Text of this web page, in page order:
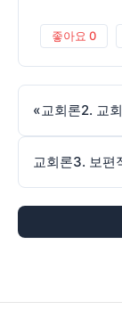
좋아요 0
«